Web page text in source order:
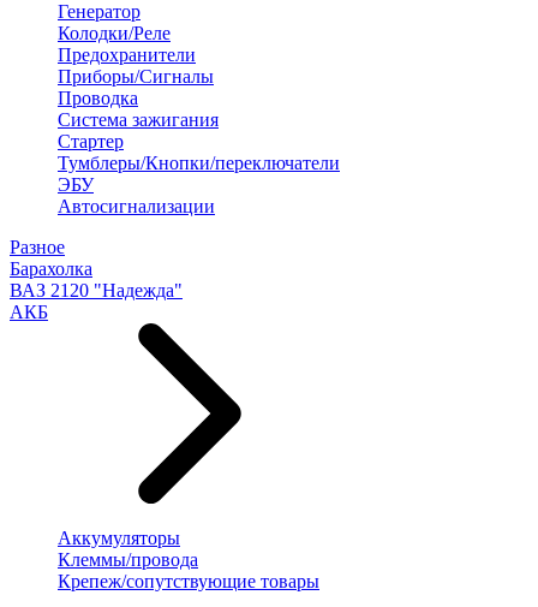
Генератор
Колодки/Реле
Предохранители
Приборы/Сигналы
Проводка
Система зажигания
Стартер
Тумблеры/Кнопки/переключатели
ЭБУ
Автосигнализации
Разное
Барахолка
ВАЗ 2120 "Надежда"
АКБ
Аккумуляторы
Клеммы/провода
Крепеж/сопутствующие товары